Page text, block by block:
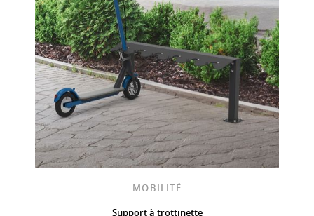
MOBILITÉ
Support à trottinette